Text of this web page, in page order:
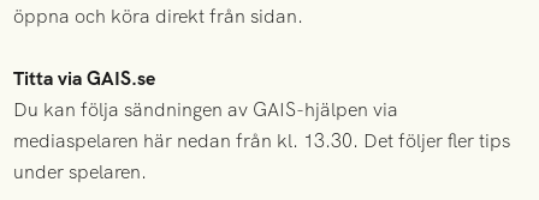
öppna och köra direkt från sidan.
Titta via GAIS.se
Du kan följa sändningen av GAIS-hjälpen via
mediaspelaren här nedan från kl. 13.30. Det följer fler tips
under spelaren.